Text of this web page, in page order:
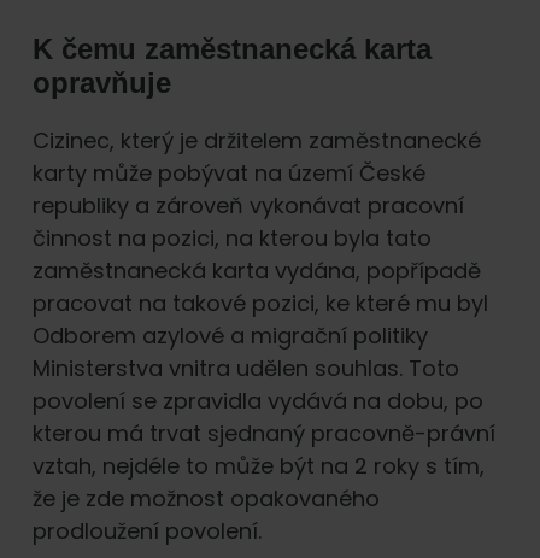
K čemu zaměstnanecká karta
opravňuje
Cizinec, který je držitelem zaměstnanecké
karty může pobývat na území České
republiky a zároveň vykonávat pracovní
činnost na pozici, na kterou byla tato
zaměstnanecká karta vydána, popřípadě
pracovat na takové pozici, ke které mu byl
Odborem azylové a migrační politiky
Ministerstva vnitra udělen souhlas. Toto
povolení se zpravidla vydává na dobu, po
kterou má trvat sjednaný pracovně-právní
vztah, nejdéle to může být na 2 roky s tím,
že je zde možnost opakovaného
prodloužení povolení.